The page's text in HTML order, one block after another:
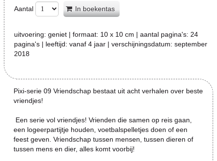
Aantal In boekentas
uitvoering: geniet | formaat: 10 x 10 cm | aantal pagina's: 24
pagina's | leeftijd: vanaf 4 jaar | verschijningsdatum: september
2018
Pixi-serie 09 Vriendschap bestaat uit acht verhalen over beste
vriendjes!
Een serie vol vriendjes! Vrienden die samen op reis gaan,
een logeerpartijtje houden, voetbalspelletjes doen of een
feest geven. Vriendschap tussen mensen, tussen dieren of
tussen mens en dier, alles komt voorbij!